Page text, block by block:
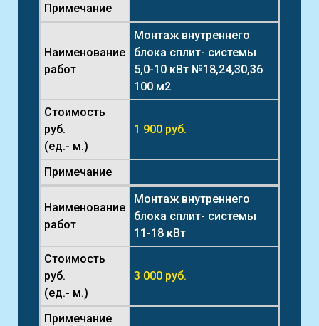
Примечание
Наименование
работ
Монтаж внутреннего
блока сплит- системы
5,0-10 кВт №18,24,30,36
100 м2
Стоимость
руб.
(ед.- м.)
1 900 руб.
Примечание
Наименование
работ
Монтаж внутреннего
блока сплит- системы
11-18 кВт
Стоимость
руб.
(ед.- м.)
3 000 руб.
Примечание